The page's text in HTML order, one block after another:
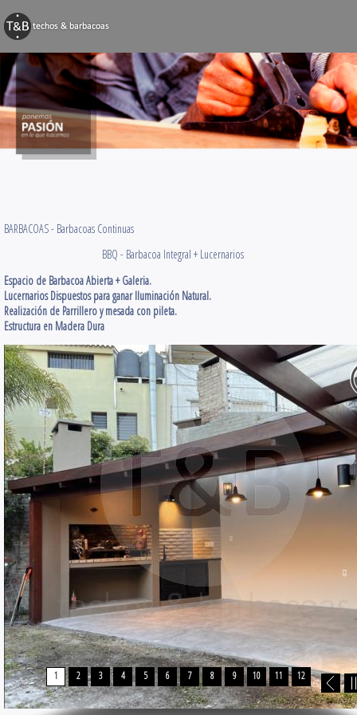
Decks y
Obras Varias
Contacto
BARBACOAS - Barbacoas Continuas
BBQ - Barbacoa Integral + Lucernarios
Espacio de Barbacoa Abierta + Galeria.
Lucernarios Dispuestos para ganar Iluminación Natural.
Realización de Parrillero y mesada con pileta.
Estructura en Madera Dura
1 2 3 4 5 6 7 8 9 10 11 12